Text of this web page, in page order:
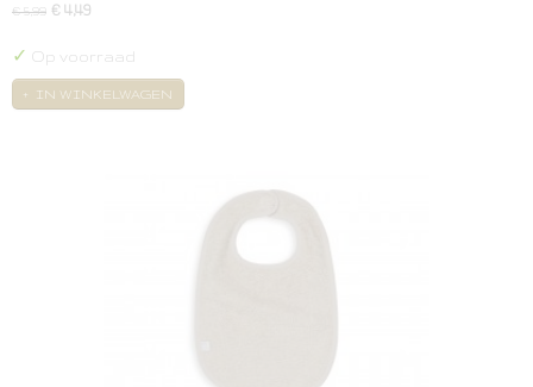
€ 5,99 € 4,49
✓ Op voorraad
IN WINKELWAGEN